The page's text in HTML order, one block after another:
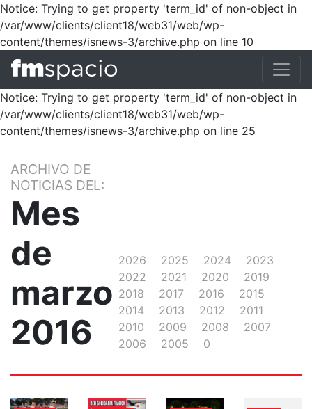
Notice: Trying to get property 'term_id' of non-object in
/var/www/clients/client18/web31/web/wp-
content/themes/isnews-3/archive.php on line 10
Notice: Trying to get property 'term_id' of non-object in
/var/www/clients/client18/web31/web/wp-
content/themes/isnews-3/archive.php on line 25
ARCHIVO DE
NOTICIAS DEL:
Mes
de
marzo
2016
2026 2025 2024
2023
2022
2021 2020
2019
2018
2017 2016
2015
2014
2013 2012
2011
2010
2009 2008
2007
2006
2005 0